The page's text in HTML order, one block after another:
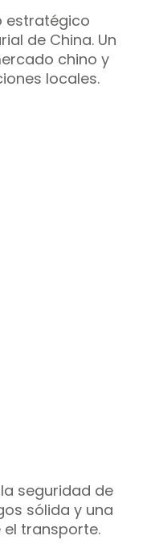
estratégico
de China. Un
chino y
locales.
seguridad de
sólida y una
transporte.